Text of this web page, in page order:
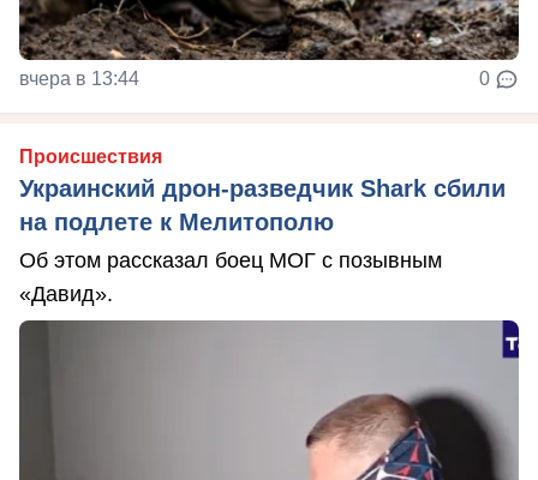
вчера в 13:44 0
Происшествия
Украинский дрон-разведчик Shark сбили
на подлете к Мелитополю
Об этом рассказал боец МОГ с позывным
«Давид».